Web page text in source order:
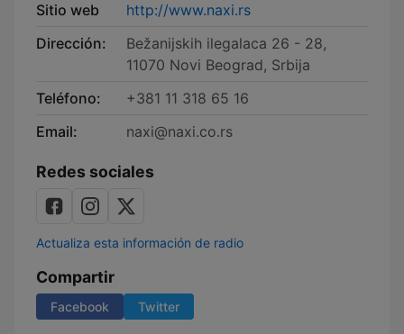
Sitio web
http://www.naxi.rs
Dirección:
Bežanijskih ilegalaca 26 - 28,
11070 Novi Beograd, Srbija
Teléfono:
+381 11 318 65 16
Email:
naxi@naxi.co.rs
Redes sociales
Actualiza esta información de radio
Compartir
Facebook Twitter